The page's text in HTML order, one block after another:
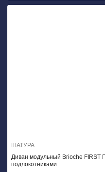
ШАТУРА
Диван модульный Brioche FIRST
подлокотниками